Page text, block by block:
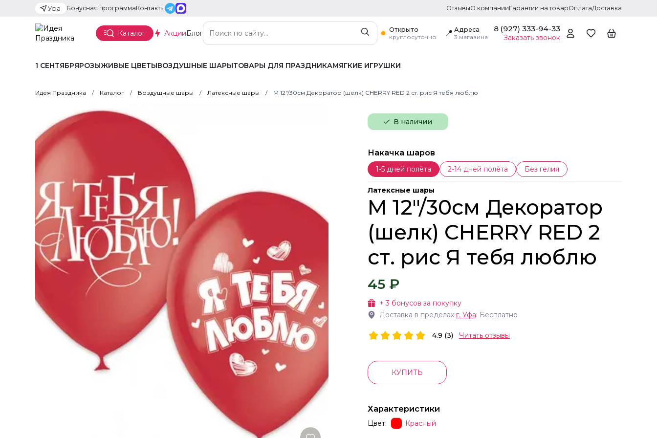
Уфа Бонусная программаКонтакты ОтзывыО компанииГарантии на товарОплатаДоставка
Каталог АкцииБлог
Открыто
круглосуточно
📍 Адреса
3 магазина
8 (927) 333-94-33
Заказать звонок
1 СЕНТЯБРЯРОЗЫЖИВЫЕ ЦВЕТЫВОЗДУШНЫЕ ШАРЫТОВАРЫ ДЛЯ ПРАЗДНИКАМЯГКИЕ ИГРУШКИ
Идея Праздника Каталог Воздушные шары Латексные шары M 12"/30см Декоратор (шелк) CHERRY RED 2 ст. рис Я тебя люблю
В наличии
Накачка шаров
1-5 дней полёта 2-14 дней полёта Без гелия
Латексные шары
M 12"/30см Декоратор
(шелк) CHERRY RED 2
ст. рис Я тебя люблю
45 ₽
+3 бонусов за покупку
Доставка в пределах г. Уфа: Бесплатно
4.9 (3) Читать отзывы
КУПИТЬ
Характеристики
Цвет: Красный